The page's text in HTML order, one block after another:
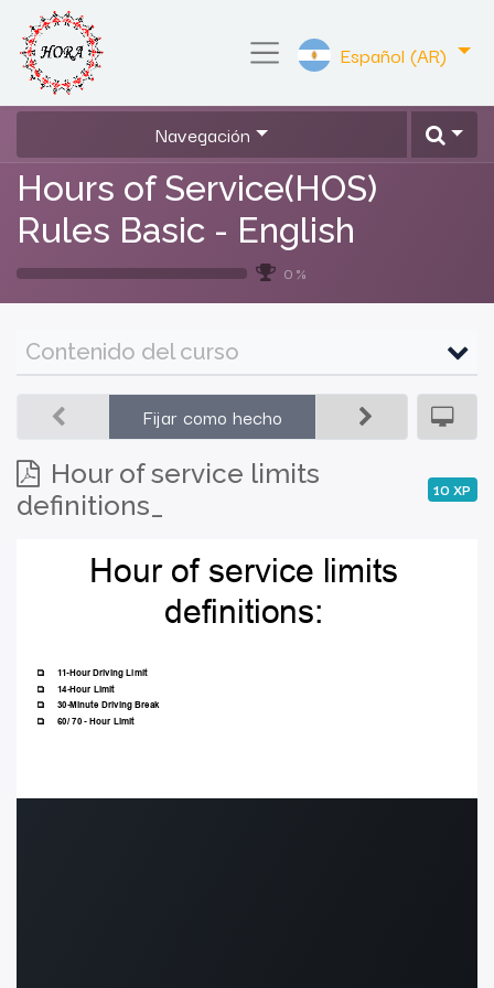
Español (AR)
Navegación
Hours of Service(HOS)
Rules Basic - English
0 %
Contenido del curso
Hour of service limits
definitions_
10 XP
Fijar como hecho